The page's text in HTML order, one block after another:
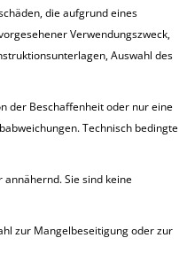
die aufgrund eines
Verwendungszweck,
Auswahl des
der Beschaffenheit oder nur eine
Technisch bedingte
Sie sind keine
zur Mangelbeseitigung oder zur